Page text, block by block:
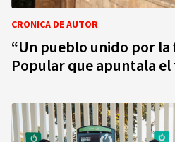
CRÓNICA DE AUTOR
“Un pueblo unido por la
Popular que apuntala